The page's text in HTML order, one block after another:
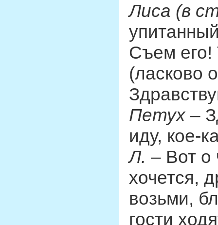
Лиса (в
Съем его!
(ласково
Петух–
иду, кое-
Л. – Вот о
хочется,
возьми,
гости